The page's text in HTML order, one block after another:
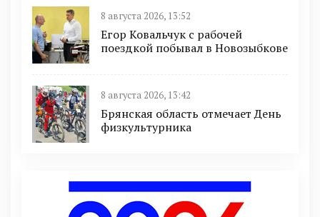
8 августа 2026, 13:52
Егор Ковальчук с рабочей
поездкой побывал в Новозыбкове
8 августа 2026, 13:42
Брянская область отмечает День
физкультурника